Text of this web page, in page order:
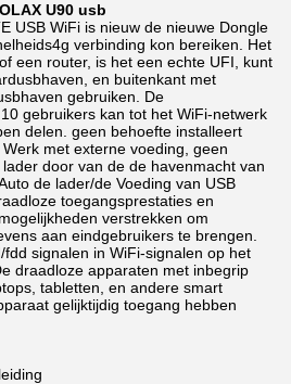
U90 usb
USB WiFi is nieuw de nieuwe Dongle
verbinding kon bereiken. Het
een router, is het een echte UFI, kunt
en buitenkant met
gebruiken. De
gebruikers kan tot het WiFi-netwerk
delen. geen behoefte installeert
met externe voeding, geen
door van de de havenmacht van
de lader/de Voeding van USB
toegangsprestaties en
verstrekken om
aan eindgebruikers te brengen.
signalen in WiFi-signalen op het
draadloze apparaten met inbegrip
tabletten, en andere smart
gelijktijdig toegang hebben